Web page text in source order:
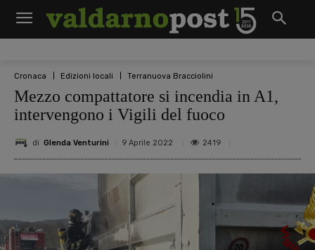
Cronaca Edizioni locali Terranuova Bracciolini
Mezzo compattatore si incendia in A1,
intervengono i Vigili del fuoco
di Glenda Venturini 9 Aprile 2022 2419